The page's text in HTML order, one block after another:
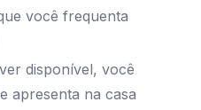
você frequenta
disponível, você
apresenta na casa